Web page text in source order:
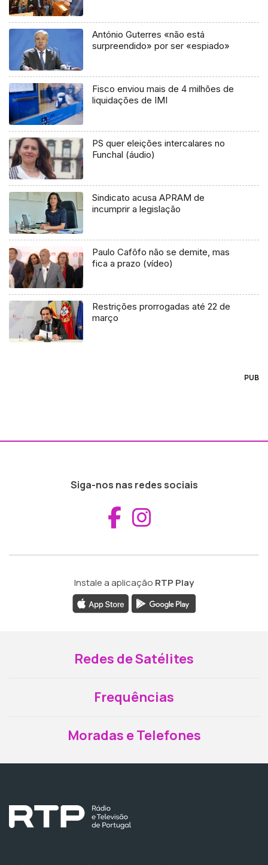
António Guterres «não está
surpreendido» por ser «espiado»
Fisco enviou mais de 4 milhões de
liquidações de IMI
PS quer eleições intercalares no
Funchal (áudio)
Sindicato acusa APRAM de
incumprir a legislação
Paulo Cafôfo não se demite, mas
fica a prazo (vídeo)
Restrições prorrogadas até 22 de
março
PUB
Siga-nos nas redes sociais
Aceder ao
Instale a aplicação RTP Play
Redes de Satélites
Frequências
Moradas e Telefones